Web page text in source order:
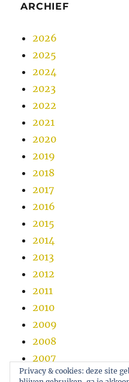
ARCHIEF
2026
2025
2024
2023
2022
2021
2020
2019
2018
2017
2016
2015
2014
2013
2012
2011
2010
2009
2008
2007
2006
Privacy & cookies: deze site